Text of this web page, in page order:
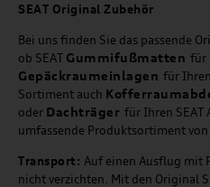
SEAT Original Zubehör
Bei uns finden Sie das passende
ob SEAT Gummifußmatten für
Gepäckraumeinlagen für
Sortiment auch
oder Dachträger für Ihren SEAT
umfassende Produktsortiment von
Transport: Auf einen Ausflug mit
nicht verzichten. Mit den Original